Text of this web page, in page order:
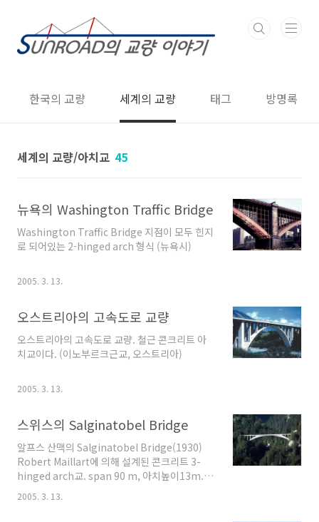
한국의 교량 세계의 교량 태그 방명록
세계의 교량/아치교 45
뉴욕의 Washington Traffic Bridge
Washington Traffic Bridge 지점이 모두 힌지
로 되어있는 2-hinged arch 형식 (뉴욕시)
2005. 3. 13.
오스트리아의 고속도로 교량
오스트리아의 고속도로 교량. 철근 콘크리트 아
치교이다. (이노부르크근교, 오스트리아)
2005. 3. 13.
스위스의 Salginatobel Bridge
알프스 산맥의 Salginatobel Bridge(1930)
Robert Maillart에 의해 설계된 콘크리트 3-
hinged arch교. span 90 m, 아치높이13m.
(알프스 산맥, 스위스) 스위스 구조기술자·교량
기술자. 베른 출생. 스위스연방 과학기술대학에
2005. 3. 13.